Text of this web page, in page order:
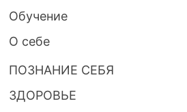
Обучение
О себе
ПОЗНАНИЕ СЕБЯ
ЗДОРОВЬЕ